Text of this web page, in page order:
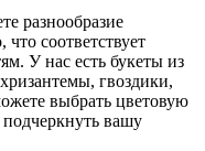
разнообразие
соответствует
У нас есть букеты из
гвоздики,
выбрать цветовую
вашу